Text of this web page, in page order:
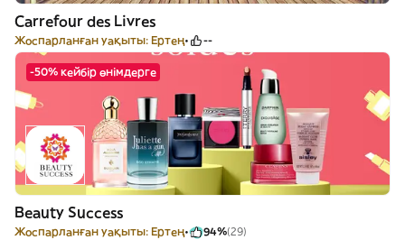
Carrefour des Livres
Жоспарланған уақыты: Ертең --
-50% кейбір өнімдерге
Beauty Success
Жоспарланған уақыты: Ертең 94%(29)